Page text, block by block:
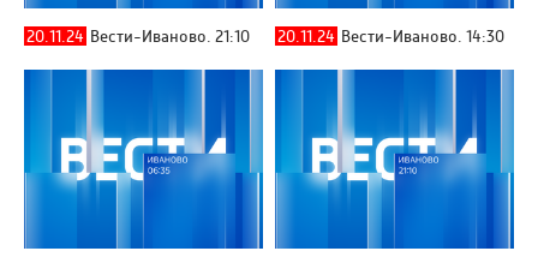
20.11.24 Вести-Иваново. 21:10 20.11.24 Вести-Иваново. 14:30